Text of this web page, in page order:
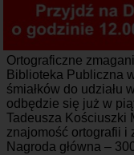
Ortograficzne
Biblioteka Publiczna
śmiałków do udziału
odbędzie się już w
Tadeusza Kościuszki
znajomość ortografii i
Nagroda główna –